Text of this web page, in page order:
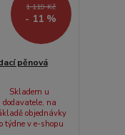
1 119 Kč
- 11 %
pěnová
Skladem u
dodavatele, na
objednávky
týdne v e-shopu